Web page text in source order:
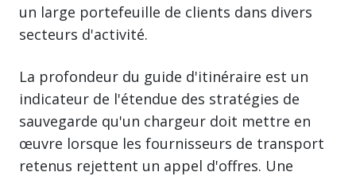
un large portefeuille de clients dans divers
secteurs d'activité.
La profondeur du guide d'itinéraire est un
indicateur de l'étendue des stratégies de
sauvegarde qu'un chargeur doit mettre en
œuvre lorsque les fournisseurs de transport
retenus rejettent un appel d'offres. Une